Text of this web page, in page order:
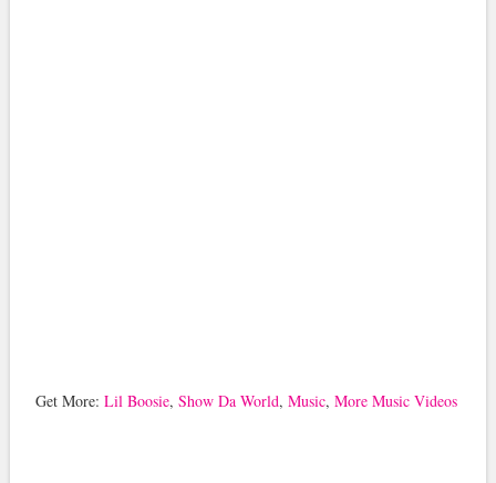
Get More: Lil Boosie, Show Da World, Music, More Music Videos